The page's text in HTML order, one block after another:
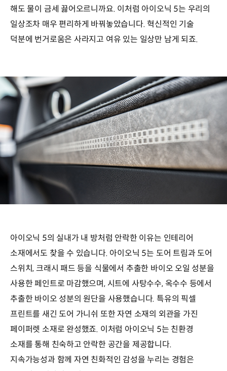
해도 물이 금세 끓어오르니까요. 이처럼 아이오닉 5는 우리의
일상조차 매우 편리하게 바꿔놓았습니다. 혁신적인 기술
덕분에 번거로움은 사라지고 여유 있는 일상만 남게 되죠.
아이오닉 5의 실내가 내 방처럼 안락한 이유는 인테리어
소재에서도 찾을 수 있습니다. 아이오닉 5는 도어 트림과 도어
스위치, 크래시 패드 등을 식물에서 추출한 바이오 오일 성분을
사용한 페인트로 마감했으며, 시트에 사탕수수, 옥수수 등에서
추출한 바이오 성분의 원단을 사용했습니다. 특유의 픽셀
프린트를 새긴 도어 가니쉬 또한 자연 소재의 외관을 가진
페이퍼렛 소재로 완성했죠. 이처럼 아이오닉 5는 친환경
소재를 통해 친숙하고 안락한 공간을 제공합니다.
지속가능성과 함께 자연 친화적인 감성을 누리는 경험은